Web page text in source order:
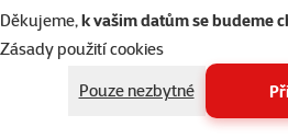
Děkujeme,k vašim datům se budeme
Zásady použití cookies
Pouze nezbytné
Cena
113,99 Kč
značka